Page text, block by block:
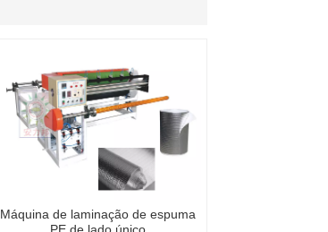
Máquina de laminação de espuma
PE de lado único